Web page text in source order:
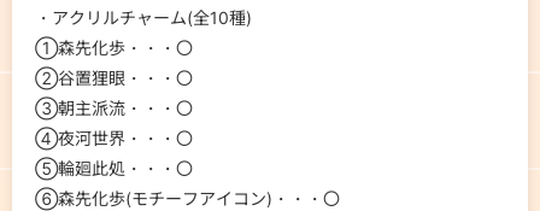
・アクリルチャーム(全10種)
①森先化歩・・・〇
②谷置狸眼・・・〇
③朝主派流・・・〇
④夜河世界・・・〇
⑤輪廻此処・・・〇
⑥森先化歩(モチーフアイコン)・・・〇